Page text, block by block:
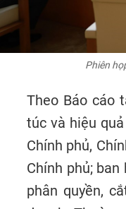
Phiên
Theo Báo cáo
túc và hiệu
Chính phủ,
Chính phủ;
phân quyền,